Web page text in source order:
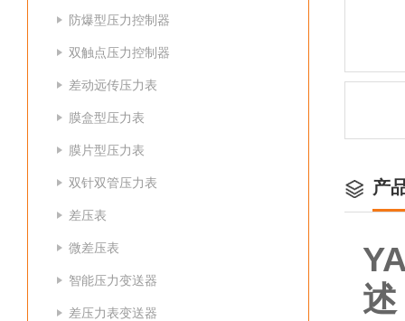
防爆型压力控制器
双触点压力控制器
差动远传压力表
膜盒型压力表
膜片型压力表
双针双管压力表
差压表
微差压表
智能压力变送器
差压力表变送器
产
述